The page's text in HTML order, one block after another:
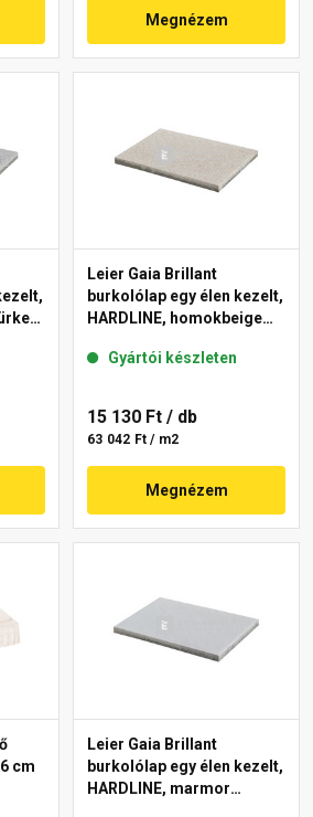
Megnézem
Leier Gaia Brillant
burkolólap egy élen kezelt,
HARDLINE, homokbeige
Gyártói készleten
15 130 Ft / db
63 042 Ft / m2
Megnézem
cm
Leier Gaia Brillant
burkolólap egy élen kezelt,
HARDLINE, marmor